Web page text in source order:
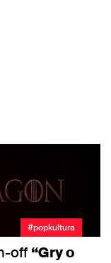
#popkultura
off “Gry o